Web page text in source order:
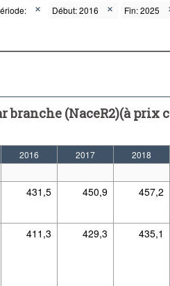
Début: 2016
Fin: 2025
branche (NaceR2)(à
2016 2017
2018
431,5 450,9 457,2
411,3 429,3 435,1